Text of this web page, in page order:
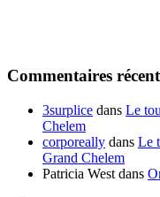
Commentaires
3surplice dans Le
Chelem
corporeally dans Le
Grand Chelem
Patricia West dans